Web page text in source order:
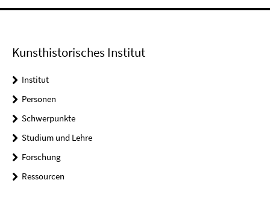
Kunsthistorisches Institut
Institut
Personen
Schwerpunkte
Studium und Lehre
Forschung
Ressourcen